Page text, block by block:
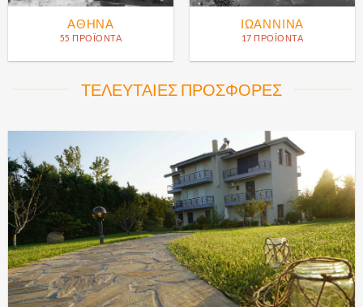
ΑΘΉΝΑ
55 ΠΡΟΪΌΝΤΑ
ΙΩΆΝΝΙΝΑ
17 ΠΡΟΪΌΝΤΑ
ΤΕΛΕΥΤΑΙΕΣ ΠΡΟΣΦΟΡΕΣ